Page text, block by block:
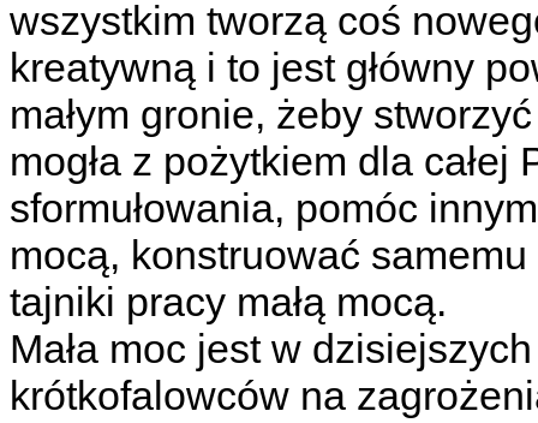
wszystkim tworzą coś
kreatywną i to jest główny
małym gronie, żeby
mogła z pożytkiem dla
sformułowania, pomóc
mocą, konstruować
tajniki pracy małą mocą.
Mała moc jest w
krótkofalowców na